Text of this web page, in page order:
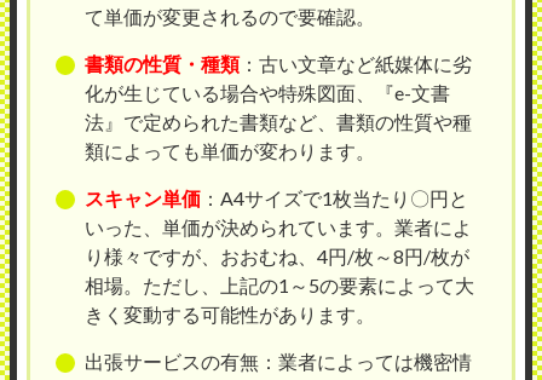
て単価が変更されるので要確認。
書類の性質・種類：古い文章など紙媒体に劣
化が生じている場合や特殊図面、『e-文書
法』で定められた書類など、書類の性質や種
類によっても単価が変わります。
スキャン単価：A4サイズで1枚当たり〇円と
いった、単価が決められています。業者によ
り様々ですが、おおむね、4円/枚～8円/枚が
相場。ただし、上記の1～5の要素によって大
きく変動する可能性があります。
出張サービスの有無：業者によっては機密情